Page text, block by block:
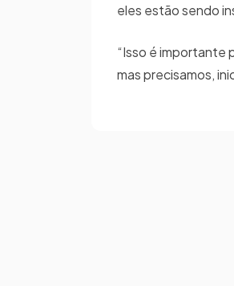
eles estão sendo
“Isso é importante
mas precisamos,